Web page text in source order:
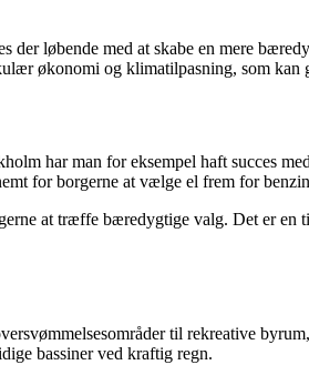
løbende med at skabe en mere
økonomi og klimatilpasning, som
har man for eksempel haft succes
for borgerne at vælge el frem for
at træffe bæredygtige valg. Det er en
til rekreative
bassiner ved kraftig regn.